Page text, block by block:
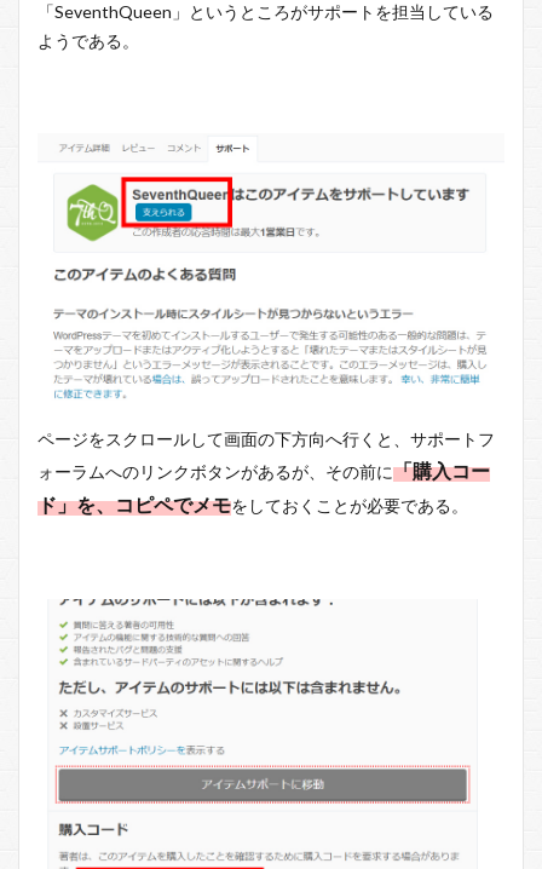
「SeventhQueen」というところがサポートを担当している
ようである。
ページをスクロールして画面の下方向へ行くと、サポートフ
ォーラムへのリンクボタンがあるが、その前に「購入コー
ド」を、コピペでメモをしておくことが必要である。